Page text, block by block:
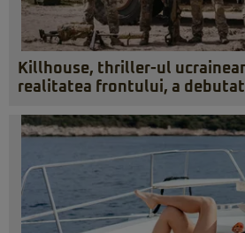
Killhouse, thriller-ul
realitatea frontului, a